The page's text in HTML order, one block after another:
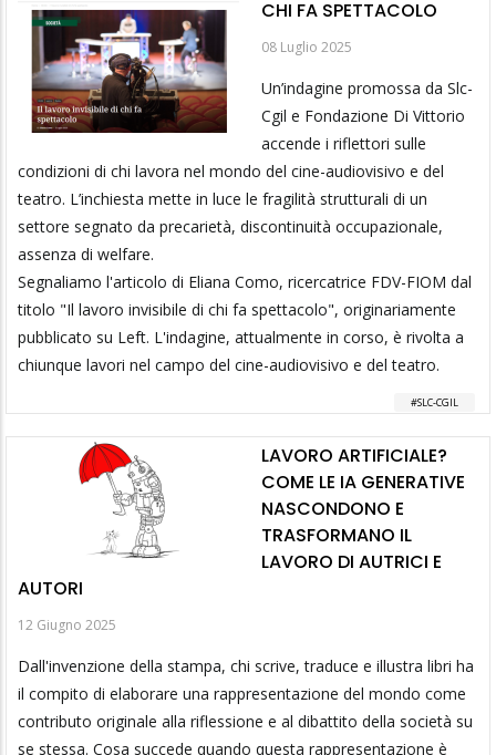
CHI FA SPETTACOLO
08 Luglio 2025
Un’indagine promossa da Slc-
Cgil e Fondazione Di Vittorio
accende i riflettori sulle
condizioni di chi lavora nel mondo del cine-audiovisivo e del
teatro. L’inchiesta mette in luce le fragilità strutturali di un
settore segnato da precarietà, discontinuità occupazionale,
assenza di welfare.
Segnaliamo l'articolo di Eliana Como, ricercatrice FDV-FIOM dal
titolo "Il lavoro invisibile di chi fa spettacolo", originariamente
pubblicato su Left. L'indagine, attualmente in corso, è rivolta a
chiunque lavori nel campo del cine-audiovisivo e del teatro.
SLC-CGIL
LAVORO ARTIFICIALE?
COME LE IA GENERATIVE
NASCONDONO E
TRASFORMANO IL
LAVORO DI AUTRICI E
AUTORI
12 Giugno 2025
Dall'invenzione della stampa, chi scrive, traduce e illustra libri ha
il compito di elaborare una rappresentazione del mondo come
contributo originale alla riflessione e al dibattito della società su
se stessa. Cosa succede quando questa rappresentazione è